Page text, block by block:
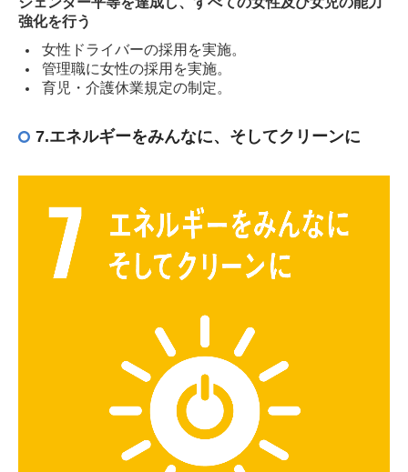
強化を行う
女性ドライバーの採用を実施。
管理職に女性の採用を実施。
育児・介護休業規定の制定。
7.エネルギーをみんなに、そしてクリーンに